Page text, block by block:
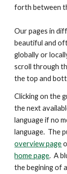
forth between
Our pages in
beautiful and
globally or
scroll through
the top and
Clicking on the
the next
language if no
language. The
overview page
home page. A
the begining of